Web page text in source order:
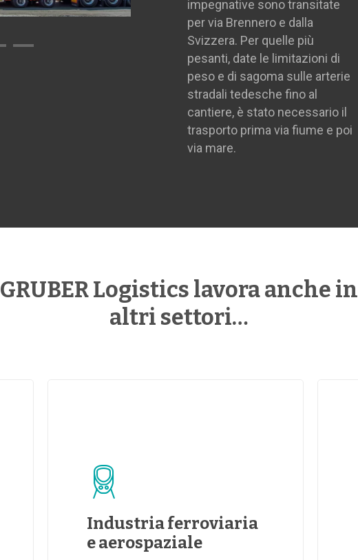
impegnative sono transitate
per via Brennero e dalla
Svizzera. Per quelle più
pesanti, date le limitazioni di
peso e di sagoma sulle arterie
stradali tedesche fino al
cantiere, è stato necessario il
trasporto prima via fiume e poi
via mare.
GRUBER Logistics lavora anche in
altri settori…
Industria ferroviaria
e aerospaziale